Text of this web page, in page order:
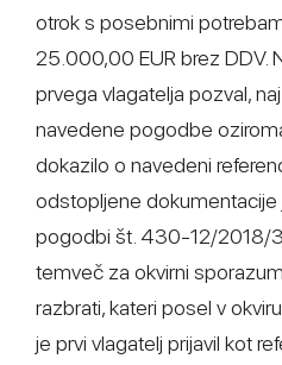
otrok s posebnimi
25.000,00 EUR brez DDV.
prvega vlagatelja pozval,
navedene pogodbe
dokazilo o navedeni
odstopljene dokumentacije
pogodbi št. 430-12/2018/
temveč za okvirni
razbrati, kateri posel v
je prvi vlagatelj prijavil kot